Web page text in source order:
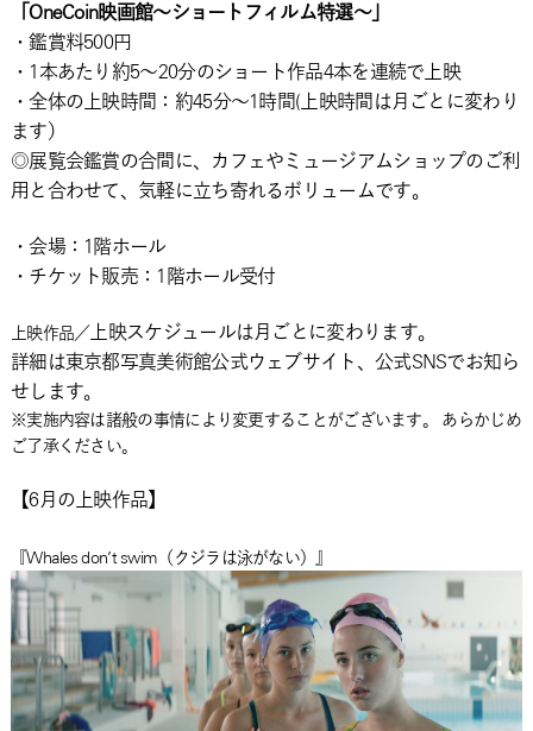
「OneCoin映画館～ショートフィルム特選～」
・鑑賞料500円
・1本あたり約5～20分のショート作品4本を連続で上映
・全体の上映時間：約45分～1時間(上映時間は月ごとに変わり
ます）
◎展覧会鑑賞の合間に、カフェやミュージアムショップのご利
用と合わせて、気軽に立ち寄れるボリュームです。
・会場：1階ホール
・チケット販売：1階ホール受付
上映作品／ 上映スケジュールは月ごとに変わります。
詳細は東京都写真美術館公式ウェブサイト、公式SNSでお知ら
せします。
※実施内容は諸般の事情により変更することがございます。 あらかじめ
ご了承ください。
【6月の上映作品】
『Whales don’t swim（クジラは泳がない）』